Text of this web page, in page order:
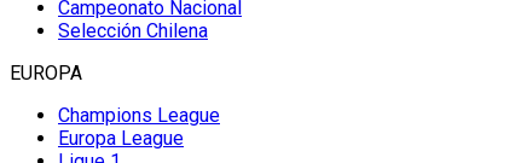
Campeonato Nacional
Selección Chilena
EUROPA
Champions League
Europa League